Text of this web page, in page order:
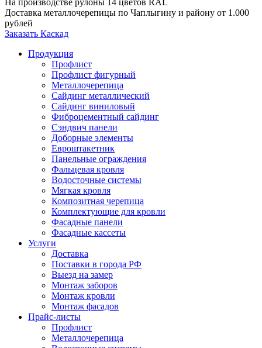
На производстве рулоны 14 цветов RAL
Доставка металлочерепицы по Чаплыгину и району от 1.000
рублей
Заказать Каскад
Продукция
Профлист
Профлист фигурный
Металлочерепица
Сайдинг металлический
Сайдинг виниловый
Фиброцементный сайдинг
Сэндвич панели
Доборные элементы
Евроштакетник
Панельные ограждения
Фальцевая кровля
Водосточные системы
Мягкая кровля
Композитная черепица
Комплектующие для кровли
Фасадные панели
Фасадные кассеты
Услуги
Доставка
Поставки в города РФ
Выезд на замер
Монтаж заборов
Монтаж кровли
Монтаж фасадов
Прайс-листы
Профлист
Металлочерепица